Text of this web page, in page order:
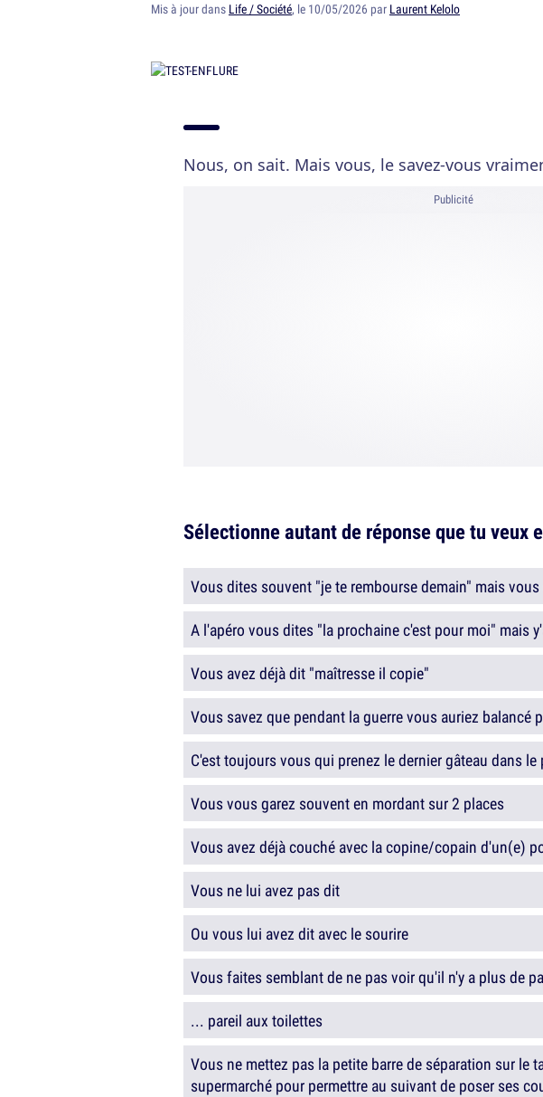
Mis à jour dans Life / Société, le 10/05/2026 par Laurent Kelolo
Nous, on sait. Mais vous, le savez-vous
Publicité
Sélectionne autant de réponse que tu veux
Vous dites souvent "je te rembourse demain" mais
A l'apéro vous dites "la prochaine c'est pour moi" mais
Vous avez déjà dit "maîtresse il copie"
Vous savez que pendant la guerre vous auriez balancé
C'est toujours vous qui prenez le dernier gâteau dans le
Vous vous garez souvent en mordant sur 2 places
Vous avez déjà couché avec la copine/copain d'un(e)
Vous ne lui avez pas dit
Ou vous lui avez dit avec le sourire
Vous faites semblant de ne pas voir qu'il n'y a plus de
... pareil aux toilettes
Vous ne mettez pas la petite barre de séparation sur le
supermarché pour permettre au suivant de poser ses